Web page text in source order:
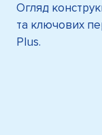
Огляд
та ключових
Plus.